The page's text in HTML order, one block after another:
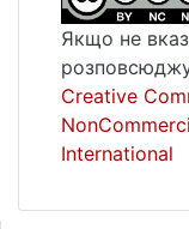
Якщо не
Creative
International